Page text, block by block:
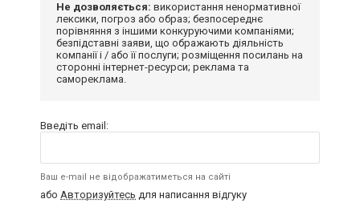
Не дозволяється: використання ненормативної
лексики, погроз або образ; безпосереднє
порівняння з іншими конкуруючими компаніями;
безпідставні заяви, що ображають діяльність
компанії і / або її послуги; розміщення посилань на
сторонні інтернет-ресурси; реклама та
самореклама.
Введіть email:
Ваш e-mail не відображатиметься на сайті
або Авторизуйтесь для написання відгуку